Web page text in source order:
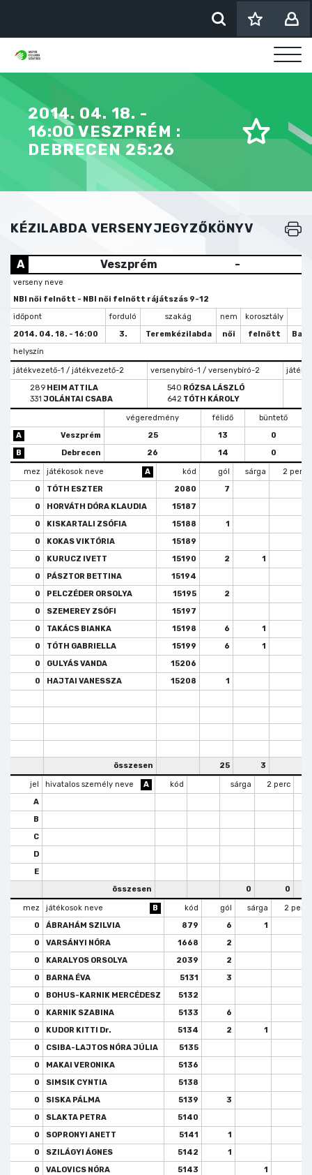
2014. 04. 18. -
16:00 VESZPRÉM :
DEBRECEN 25:26
KÉZILABDA VERSENYJEGYZŐKÖNYV
A Veszprém -
verseny neve
NBI női felnőtt - NBI női felnőtt rájátszás 9-12
időpont
forduló szakág nem korosztály
2014. 04. 18. - 16:00
3. Teremkézilabda női felnőtt
helyszín
játékvezető-1 / játékvezető-2 versenybíró-1 / versenybíró-2
289 HEIM ATTILA
331 JOLÁNTAI CSABA
540 RÓZSA LÁSZLÓ
642 TÓTH KÁROLY
végeredmény félidő
büntető
A
Veszprém 25 13
0
B
Debrecen 26 14 0
mez játékosok neve A kód gól sárga
2 perc
0
TÓTH ESZTER 2080 7
0
HORVÁTH DÓRA KLAUDIA 15187
0
KISKARTALI ZSÓFIA 15188
1
0
KOKAS VIKTÓRIA 15189
0
KURUCZ IVETT 15190 2 1
0
PÁSZTOR BETTINA
15194
0
PELCZÉDER ORSOLYA 15195
2
0
SZEMEREY ZSÓFI
15197
0
TAKÁCS BIANKA 15198 6 1
0
TÓTH GABRIELLA 15199 6
1
0
GULYÁS VANDA
15206
0
HAJTAI VANESSZA 15208 1
összesen 25 3
jel hivatalos személy neve A kód sárga 2 perc
A
B
C
D
E
összesen
0 0
mez játékosok neve B kód gól sárga
2 perc
0
ÁBRAHÁM SZILVIA 879 6 1
0
VARSÁNYI NÓRA 1668
2
0
KARALYOS ORSOLYA 2039
2
0
BARNA ÉVA 5131
3
0
BOHUS-KARNIK MERCÉDESZ
5132
0
KARNIK SZABINA 5133 6
0
KUDOR KITTI Dr. 5134 2
1
0
CSIBA-LAJTOS NÓRA JÚLIA
5135
0
MAKAI VERONIKA
5136
0
SIMSIK CYNTIA
5138
0
SISKA PÁLMA 5139 3
0
SLAKTA PETRA
5140
0
SOPRONYI ANETT 5141
1
0
SZILÁGYI ÁGNES 5142 1
0
VALOVICS NÓRA 5143
1